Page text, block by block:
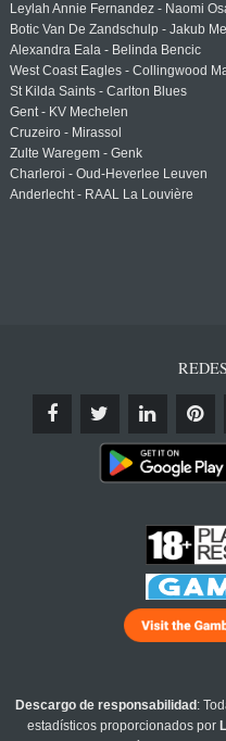
Leylah Annie Fernandez - Naomi
Botic Van De Zandschulp - Jakub
Alexandra Eala - Belinda Bencic
West Coast Eagles - Collingwood
St Kilda Saints - Carlton Blues
Gent - KV Mechelen
Cruzeiro - Mirassol
Zulte Waregem - Genk
Charleroi - Oud-Heverlee Leuven
Anderlecht - RAAL La Louvière
Descargo de responsabilidad :
estadísticos proporcionados por